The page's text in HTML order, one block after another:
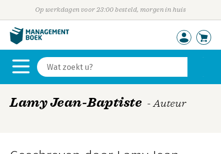
Op werkdagen voor 23:00 besteld, morgen in huis
Lamy Jean-Baptiste - Auteur